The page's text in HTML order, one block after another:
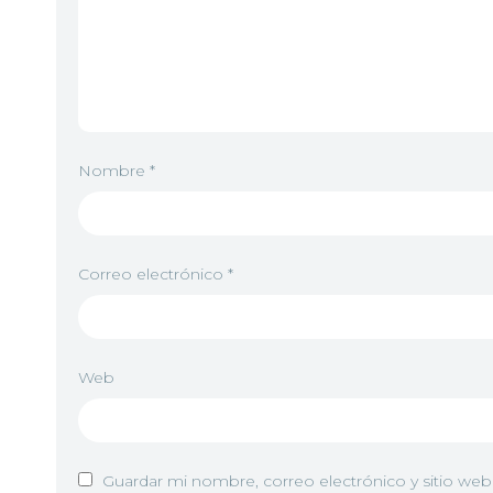
Nombre *
Correo electrónico *
Web
Guardar mi nombre, correo electrónico y sitio